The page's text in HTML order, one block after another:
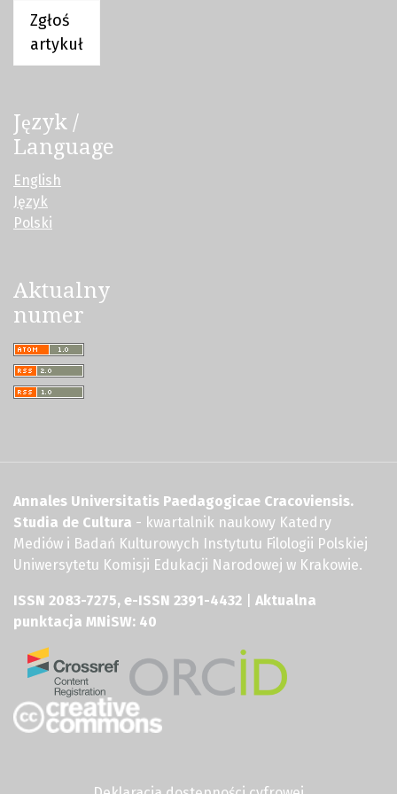
Zgłoś
artykuł
Język /
Language
English
Język
Polski
Aktualny
numer
Annales Universitatis Paedagogicae Cracoviensis.
Studia de Cultura - kwartalnik naukowy Katedry
Mediów i Badań Kulturowych Instytutu Filologii Polskiej
Uniwersytetu Komisji Edukacji Narodowej w Krakowie.
ISSN 2083-7275, e-ISSN 2391-4432
Aktualna
punktacja MNiSW: 40